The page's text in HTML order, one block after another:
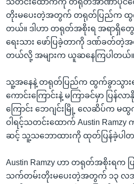
သို့
ကျော်
ရန်
တိုးမပေးတဲ့အတွက် တရုတ်ပြည်က ထွက်ခွ
တယ်။ ဒါဟာ တရုတ်အစိုးရ အရာရှိတွေ
ရေးသား ဖော်ပြခဲ့တာကို ဒဏ်ခတ်တဲ့အန
တယ်လို့ အများက ယူဆနေကြပါတယ်။
သူ့အနေနဲ့ တရုတ်ပြည်က ထွက်ခွာသွာ
ကောင်းကြောင်းနဲ့ မကြာခင်မှာ ပြန်
ကြောင်း ဘေဂျင်းမြို့ လေဆိပ်က မ
ဝါရင့်သတင်းထောက် Austin
ဆင့် သူ့သဘောထားကို ထုတ်ပြန်ခဲ့ပါ
Austin Ramzy ဟာ တရုတ်အစိုးရက ပ
သက်တမ်းတိုးမပေးတဲ့အတွက် ၁၃ လ